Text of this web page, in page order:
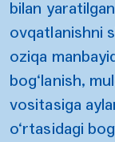
bilan
ovqatlanishni
oziqa
bog‘lanish,
vositasiga
o‘rtasidagi